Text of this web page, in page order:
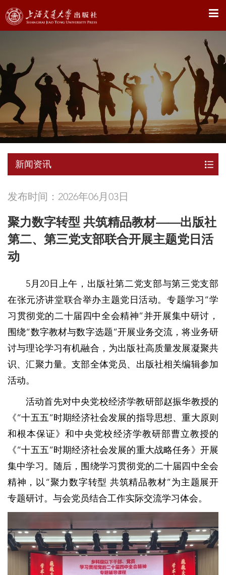
X
新闻资讯
发布时间：2026年06月03日
聚力数字转型 共筑精品教材——出版社
第二、第三党支部联合开展主题党日活
动
5月20日上午，出版社第二党支部与第三党支部
在张元济讲堂联合举办主题党日活动。专题学习“学
习贯彻党的二十届四中全会精神”并开展集中研讨，
围绕“数字教材与数字选题”开展业务交流，将业务研
讨与理论学习有机融合，为出版社高质量发展凝聚共
识、汇聚力量。支部全体党员、出版社相关编辑参加
活动。
活动首先对中央党校经济学教研部赵振华教授的
《“十五五”时期经济社会发展的指导思想、重大原则
和根本保证》和中央党校经济学教研部曹立教授的
《“十五五”时期经济社会发展的重大战略任务》开展
集中学习。随后，围绕学习贯彻党的二十届四中全会
精神，以“聚力数字转型 共筑精品教材”为主题展开
专题研讨。与会党员结合工作实际交流学习体会。